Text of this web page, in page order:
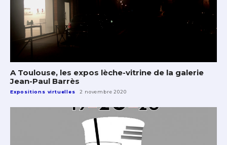
A Toulouse, les expos lèche-vitrine de la galerie
Jean-Paul Barrès
Expositions virtuelles 2 novembre 2020